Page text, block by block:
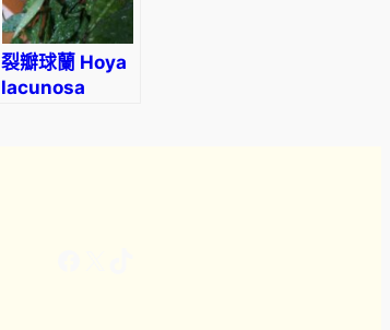
裂瓣球蘭 Hoya
lacunosa